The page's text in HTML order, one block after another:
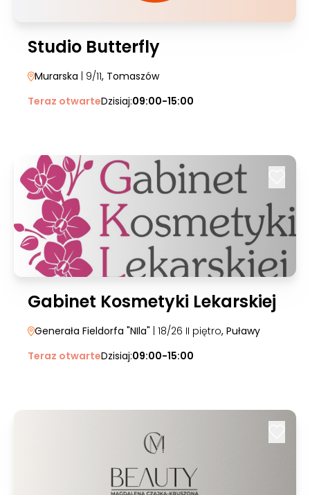
Studio Butterfly
Murarska | 9/11, Tomaszów
Teraz otwarteDzisiaj:09:00-15:00
Gabinet Kosmetyki Lekarskiej
Generała Fieldorfa "NIla" | 18/26 II piętro, Puławy
Teraz otwarteDzisiaj:09:00-15:00